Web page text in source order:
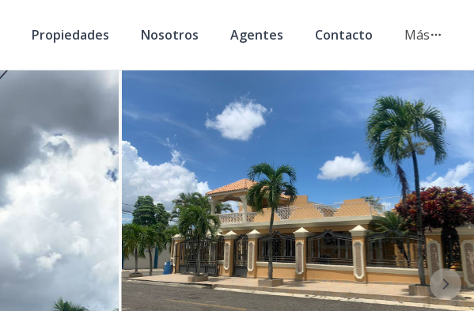
Propiedades Nosotros Agentes Contacto Más